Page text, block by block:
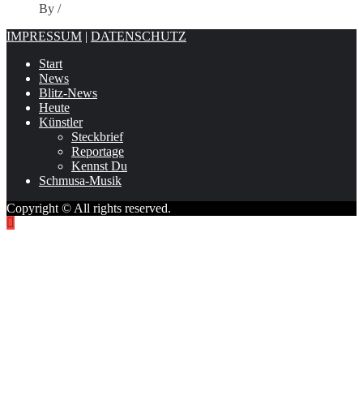
By /
IMPRESSUM
DATENSCHUTZ
Start
News
Blitz-News
Heute
Künstler
Steckbrief
Reportage
Kennst Du
Schmusa-Musik
Copyright © All rights reserved.